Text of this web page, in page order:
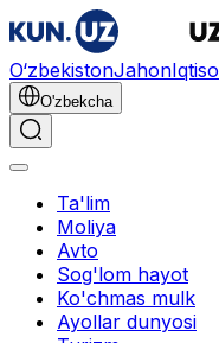
O‘zbekistonJahon
O'zbekcha
Ta'lim
Moliya
Avto
Sog'lom hayot
Ko'chmas mulk
Ayollar dunyosi